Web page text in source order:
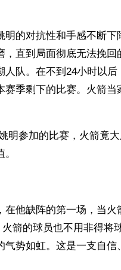
的对抗性和手感不断下
直到局面彻底无法挽回
队。在不到24小时以后
季剩下的比赛。火箭当
明参加的比赛，火箭竟
他缺阵的第一场，当火
箭的球员也不用非得将
势如虹。这是一支自信